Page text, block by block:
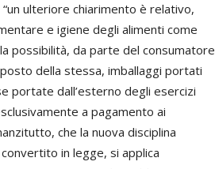
ulteriore chiarimento è relativo,
e igiene degli alimenti come
possibilità, da parte del consumatore
della stessa, imballaggi portati
portate dall’esterno degli esercizi
a pagamento ai
che la nuova disciplina
in legge, si applica